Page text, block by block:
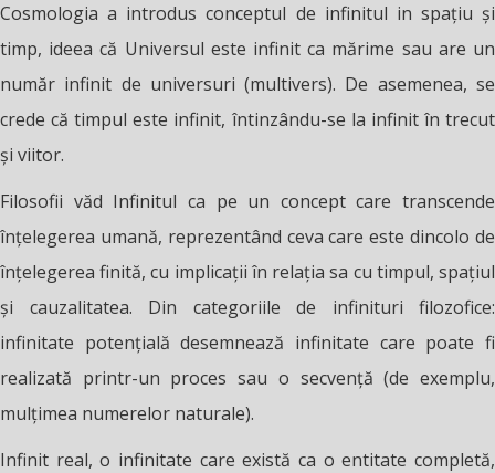
Cosmologia a introdus conceptul de infinitul in spațiu și
timp, ideea că Universul este infinit ca mărime sau are un
număr infinit de universuri (multivers). De asemenea, se
crede că timpul este infinit, întinzându-se la infinit în trecut
și viitor.
Filosofii văd Infinitul ca pe un concept care transcende
înțelegerea umană, reprezentând ceva care este dincolo de
înțelegerea finită, cu implicații în relația sa cu timpul, spațiul
și cauzalitatea. Din categoriile de infinituri filozofice:
infinitate potențială desemnează infinitate care poate fi
realizată printr-un proces sau o secvență (de exemplu,
mulțimea numerelor naturale).
Infinit real, o infinitate care există ca o entitate completă,